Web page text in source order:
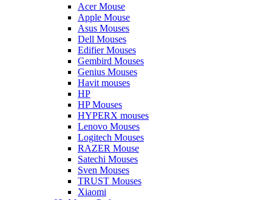
Acer Mouse
Apple Mouse
Asus Mouses
Dell Mouses
Edifier Mouses
Gembird Mouses
Genius Mouses
Havit mouses
HP
HP Mouses
HYPERX mouses
Lenovo Mouses
Logitech Mouses
RAZER Mouse
Satechi Mouses
Sven Mouses
TRUST Mouses
Xiaomi